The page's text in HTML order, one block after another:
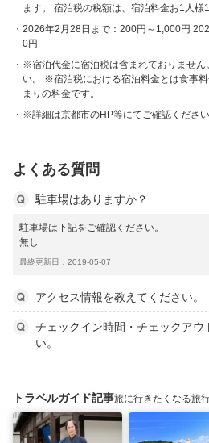
ます。 宿泊税の税額は、宿泊料金お1人様
2026年2月28日まで：200円～1,000円
0円
※宿泊代金に宿泊税は含まれておりません
い。 ※宿泊税における宿泊料金とは食事
まりの料金です。
※詳細は京都市のHP等にてご確認ください
よくある質問
駐車場はありますか？
駐車場は下記をご確認ください。
無し
最終更新日：2019-05-07
アクセス情報を教えてください。
チェックイン時間・チェックアウ
い。
トラベルガイド記事旅に行きたくなる旅